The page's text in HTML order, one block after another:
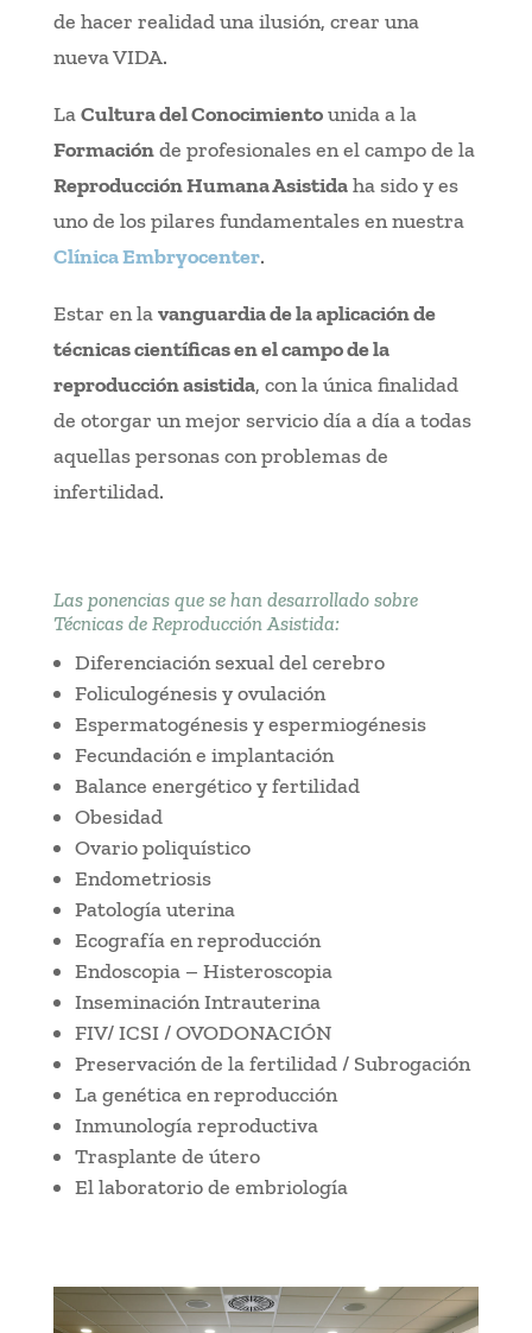
de hacer realidad una ilusión, crear una
nueva VIDA.
LaCultura del Conocimientounida a la
Formaciónde profesionales en el campo de la
Reproducción Humana Asistidaha sido y es
uno de los pilares fundamentales en nuestra
Clínica Embryocenter.
Estar en lavanguardia de la aplicación de
técnicas científicas en el campo de la
reproducción asistida, con la única finalidad
de otorgar un mejor servicio día a día a todas
aquellas personas con problemas de
infertilidad.
Las ponencias que se han desarrollado sobre
Técnicas de Reproducción Asistida:
Diferenciación sexual del cerebro
Foliculogénesis y ovulación
Espermatogénesis y espermiogénesis
Fecundación e implantación
Balance energético y fertilidad
Obesidad
Ovario poliquístico
Endometriosis
Patología uterina
Ecografía en reproducción
Endoscopia – Histeroscopia
Inseminación Intrauterina
FIV/ ICSI / OVODONACIÓN
Preservación de la fertilidad / Subrogación
La genética en reproducción
Inmunología reproductiva
Trasplante de útero
El laboratorio de embriología